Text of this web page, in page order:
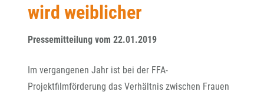
wird weiblicher
Pressemitteilung vom 22.01.2019
Im vergangenen Jahr ist bei der FFA-
Projektfilmförderung das Verhältnis zwischen Frauen